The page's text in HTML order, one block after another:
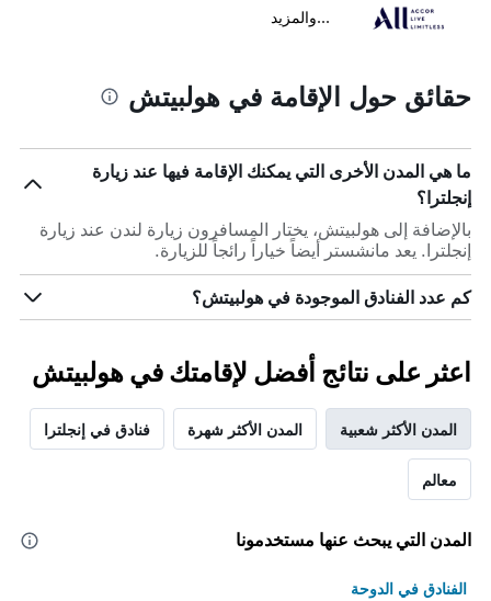
...والمزيد
حقائق حول الإقامة في هولبيتش
ما هي المدن الأخرى التي يمكنك الإقامة فيها عند زيارة
إنجلترا؟
بالإضافة إلى هولبيتش، يختار المسافرون زيارة لندن عند زيارة
إنجلترا. يعد مانشستر أيضاً خياراً رائجاً للزيارة.
كم عدد الفنادق الموجودة في هولبيتش؟
اعثر على نتائج أفضل لإقامتك في هولبيتش
المدن الأكثر شعبية المدن الأكثر شهرة فنادق في إنجلترا
معالم
المدن التي يبحث عنها مستخدمونا
الفنادق في الدوحة